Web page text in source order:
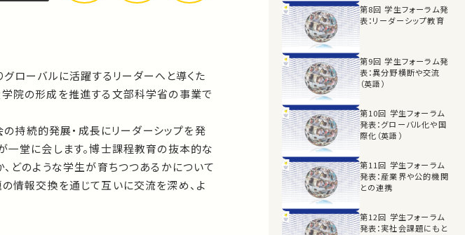
ローバルに活躍するリーダーへと導くた
院の形成を推進する文部科学省の事業で
の持続的発展・成長にリーダーシップを発
堂に会します。博士課程教育の抜本的な
どのような学生が育ちつつあるかについて
情報交換を通じて互いに交流を深め、よ
第8回 学生フォーラム発
表：リーダーシップ教育
第9回 学生フォーラム発
表：異分野横断や交流
（英語）
第10回 学生フォーラム
発表：グローバル化や国
際化（英語）
第11回 学生フォーラム
発表：産業界や公的機関
との連携
第12回 学生フォーラム
発表：実社会課題にもと